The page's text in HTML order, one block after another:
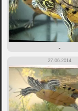
-
27.06.2014